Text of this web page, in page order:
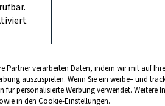
Partner verarbeiten Daten, indem wir mit auf
auszuspielen. Wenn Sie ein werbe– und
personalisierte Werbung verwendet. Weitere
in den Cookie-Einstellungen.